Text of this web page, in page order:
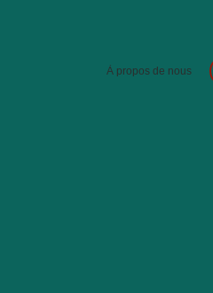
À propos de nous